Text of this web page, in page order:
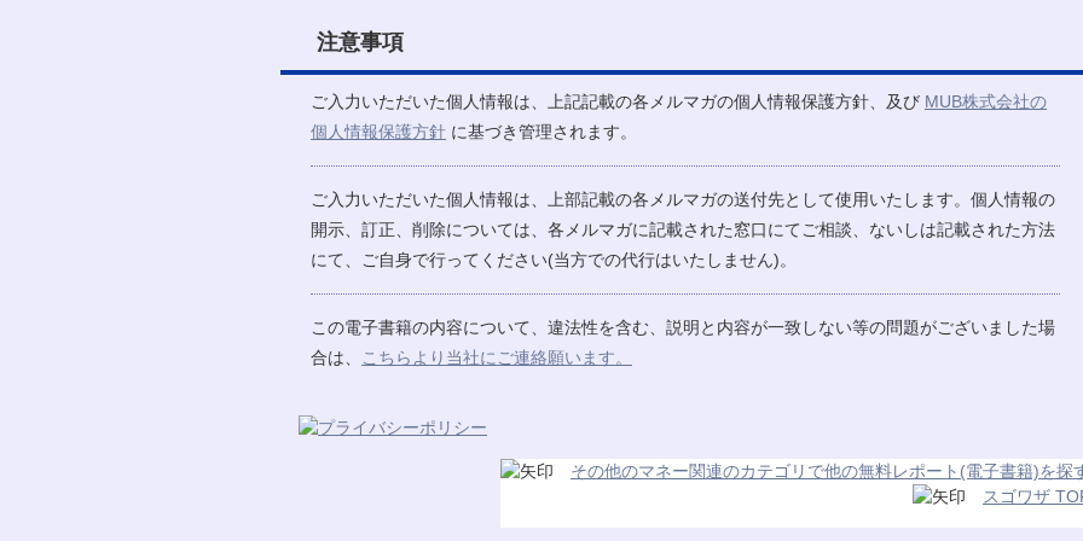
注意事項
ご入力いただいた個人情報は、上記記載の各メルマガの個人情報保護方針、及び MUB株式会社の
個人情報保護方針 に基づき管理されます。
ご入力いただいた個人情報は、上部記載の各メルマガの送付先として使用いたします。個人情報の
開示、訂正、削除については、各メルマガに記載された窓口にてご相談、ないしは記載された方法
にて、ご自身で行ってください(当方での代行はいたしません)。
この電子書籍の内容について、違法性を含む、説明と内容が一致しない等の問題がございました場
合は、
こちらより当社にご連絡願います。
その他のマネー関連のカテゴリで他の無料レポート(電子書籍)を探
スゴワザ